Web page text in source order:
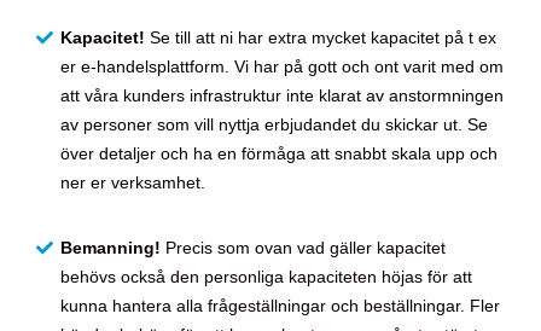
Kapacitet! Se till att ni har extra mycket kapacitet på t ex
er e-handelsplattform. Vi har på gott och ont varit med om
att våra kunders infrastruktur inte klarat av anstormningen
av personer som vill nyttja erbjudandet du skickar ut. Se
över detaljer och ha en förmåga att snabbt skala upp och
ner er verksamhet.
Bemanning! Precis som ovan vad gäller kapacitet
behövs också den personliga kapaciteten höjas för att
kunna hantera alla frågeställningar och beställningar. Fler